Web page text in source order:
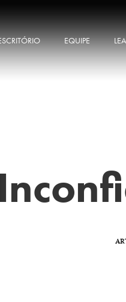
EQUIPE